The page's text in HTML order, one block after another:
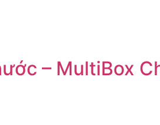
– MultiBox